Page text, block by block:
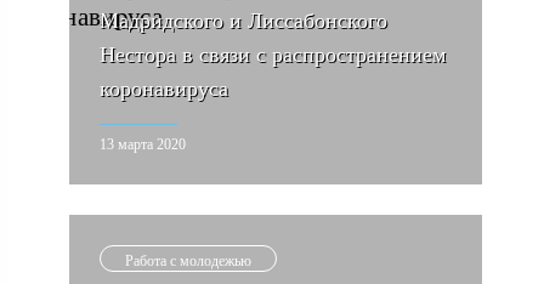
Мадридского и Лиссабонского
Нестора в связи с распространением
коронавируса
13 марта 2020
Работа с молодежью